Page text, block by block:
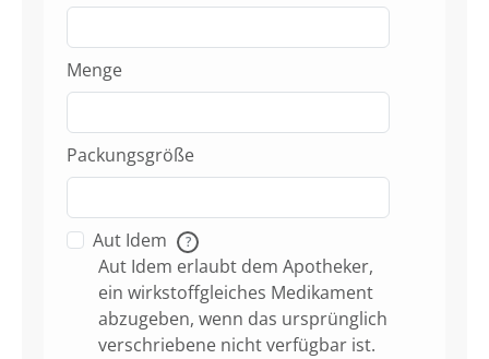
Menge
Packungsgröße
Aut Idem ?
Aut Idem erlaubt dem Apotheker,
ein wirkstoffgleiches Medikament
abzugeben, wenn das ursprünglich
verschriebene nicht verfügbar ist.